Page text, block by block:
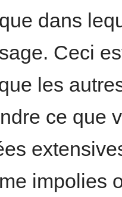
dans
Ceci
les
ce que
impolies